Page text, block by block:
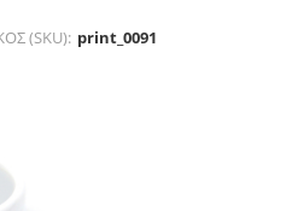
(SKU): print_0091